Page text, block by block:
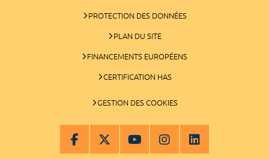
PROTECTION DES DONNÉES
PLAN DU SITE
FINANCEMENTS EUROPÉENS
CERTIFICATION HAS
GESTION DES COOKIES